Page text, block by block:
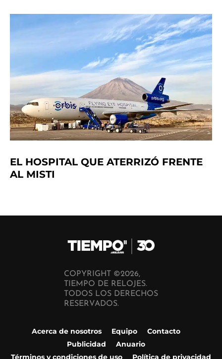
EL HOSPITAL QUE ATERRIZÓ FRENTE
AL MISTI
COPYRIGHT ©2026,
TIEMPO DE RELOJES.
TODOS LOS DERECHOS
RESERVADOS.
Acerca de nosotros Equipo
Contacto
Publicidad
Anuario
Términos y condiciones de uso
Política de privacidad